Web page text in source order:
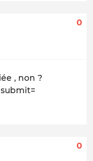
0
, non ?
0